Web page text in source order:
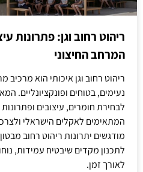
ריהוט רחוב וגן: פתרונות
המרחב החיצוני
ריהוט רחוב וגן איכותי הוא מרכיב
נעימים, בטוחים ופונקציונליים.
לבחירת חומרים, עיצובים
המתאימים לאקלים הישראלי
מודגשים יתרונות ריהוט רחוב
לתכנון מקדים שיבטיח עמידות,
לאורך זמן.